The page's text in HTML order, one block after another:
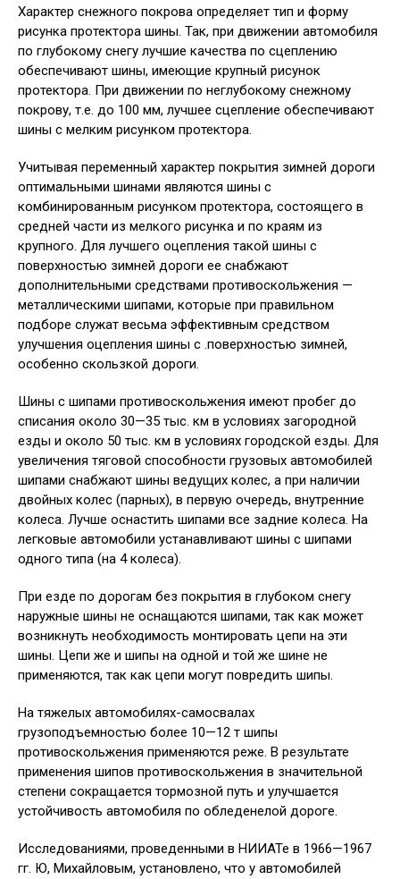
Характер снежного покрова определяет тип и форму
рисунка протектора шины. Так, при движении автомобиля
по глубокому снегу лучшие качества по сцеплению
обеспечивают шины, имеющие крупный рисунок
протектора. При движении по неглубокому снежному
покрову, т.е. до 100 мм, лучшее сцепление обеспечивают
шины с мелким рисунком протектора.
Учитывая переменный характер покрытия зимней дороги
оптимальными шинами являются шины с
комбинированным рисунком протектора, состоящего в
средней части из мелкого рисунка и по краям из
крупного. Для лучшего оцепления такой шины с
поверхностью зимней дороги ее снабжают
дополнительными средствами противоскольжения —
металлическими шипами, которые при правильном
подборе служат весьма эффективным средством
улучшения оцепления шины с .поверхностью зимней,
особенно скользкой дороги.
Шины с шипами противоскольжения имеют пробег до
списания около 30—35 тыс. км в условиях загородной
езды и около 50 тыс. км в условиях городской езды. Для
увеличения тяговой способности грузовых автомобилей
шипами снабжают шины ведущих колес, а при наличии
двойных колес (парных), в первую очередь, внутренние
колеса. Лучше оснастить шипами все задние колеса. На
легковые автомобили устанавливают шины с шипами
одного типа (на 4 колеса).
При езде по дорогам без покрытия в глубоком снегу
наружные шины не оснащаются шипами, так как может
возникнуть необходимость монтировать цепи на эти
шины. Цепи же и шипы на одной и той же шине не
применяются, так как цепи могут повредить шипы.
На тяжелых автомобилях-самосвалах
грузоподъемностью более 10—12 т шипы
противоскольжения применяются реже. В результате
применения шипов противоскольжения в значительной
степени сокращается тормозной путь и улучшается
устойчивость автомобиля по обледенелой дороге.
Исследованиями, проведенными в НИИАТе в 1966—1967
гг. Ю, Михайловым, установлено, что у автомобилей